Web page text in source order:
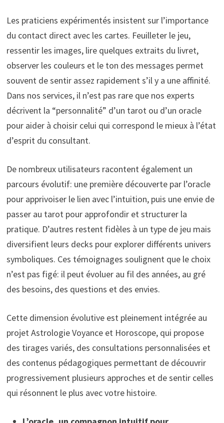
Les praticiens expérimentés insistent sur l’importance
du contact direct avec les cartes. Feuilleter le jeu,
ressentir les images, lire quelques extraits du livret,
observer les couleurs et le ton des messages permet
souvent de sentir assez rapidement s’il y a une affinité.
Dans nos services, il n’est pas rare que nos experts
décrivent la “personnalité” d’un tarot ou d’un oracle
pour aider à choisir celui qui correspond le mieux à l’état
d’esprit du consultant.
De nombreux utilisateurs racontent également un
parcours évolutif: une première découverte par l’oracle
pour apprivoiser le lien avec l’intuition, puis une envie de
passer au tarot pour approfondir et structurer la
pratique. D’autres restent fidèles à un type de jeu mais
diversifient leurs decks pour explorer différents univers
symboliques. Ces témoignages soulignent que le choix
n’est pas figé: il peut évoluer au fil des années, au gré
des besoins, des questions et des envies.
Cette dimension évolutive est pleinement intégrée au
projet Astrologie Voyance et Horoscope, qui propose
des tirages variés, des consultations personnalisées et
des contenus pédagogiques permettant de découvrir
progressivement plusieurs approches et de sentir celles
qui résonnent le plus avec votre histoire.